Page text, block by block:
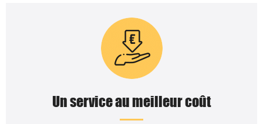
Un service au meilleur coût